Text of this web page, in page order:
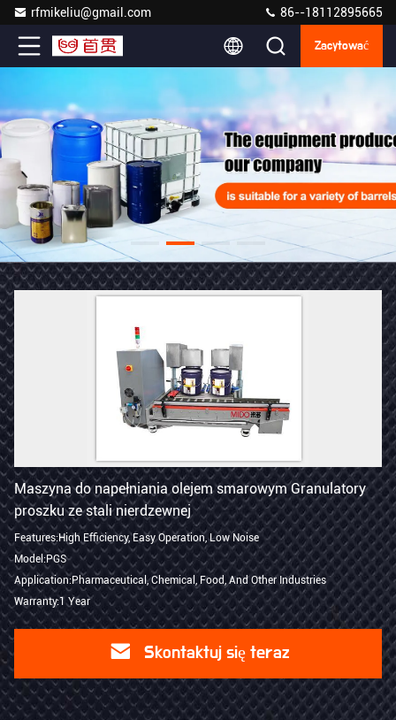
rfmikeliu@gmail.com 86--18112895665
Zacytować
Maszyna do napełniania olejem smarowym Granulatory
proszku ze stali nierdzewnej
Features:High Efficiency, Easy Operation, Low Noise
Model:PGS
Application:Pharmaceutical, Chemical, Food, And Other Industries
Warranty:1 Year
Skontaktuj się teraz